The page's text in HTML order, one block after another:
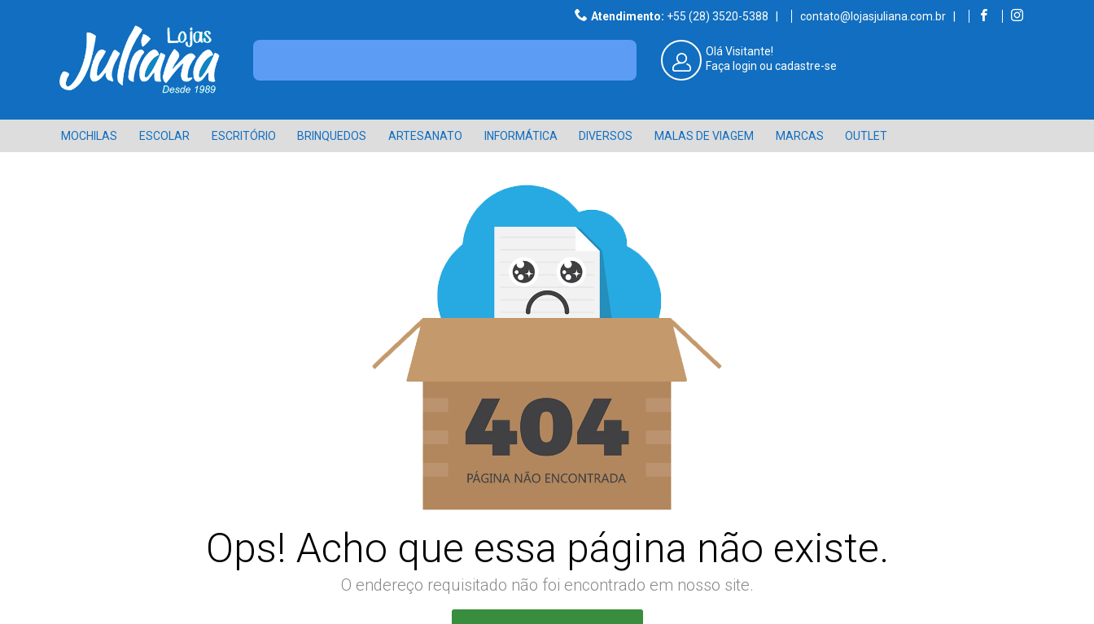
Atendimento: +55 (28) 3520-5388 | contato@lojasjuliana.com.br |
Olá Visitante!
Faça login ou cadastre-se
MOCHILAS ESCOLAR ESCRITÓRIO BRINQUEDOS ARTESANATO INFORMÁTICA DIVERSOS MALAS DE VIAGEM MARCAS OUTLET
Ops! Acho que essa página não existe.
O endereço requisitado não foi encontrado em nosso site.